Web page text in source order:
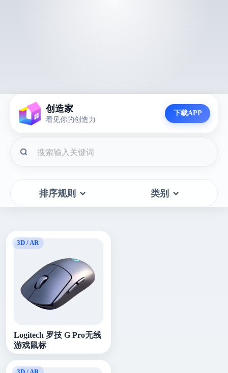
创造家
看见你的创造力
下载APP
排序规则 类别
Logitech 罗技 G Pro无线
游戏鼠标